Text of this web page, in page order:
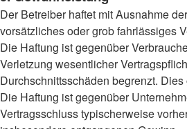
Der Betreiber haftet mit Ausnahme
vorsätzliches oder grob fahrlässiges
Die Haftung ist gegenüber
Verletzung wesentlicher
Durchschnittsschäden begrenzt.
Die Haftung ist gegenüber
Vertragsschluss typischerweise